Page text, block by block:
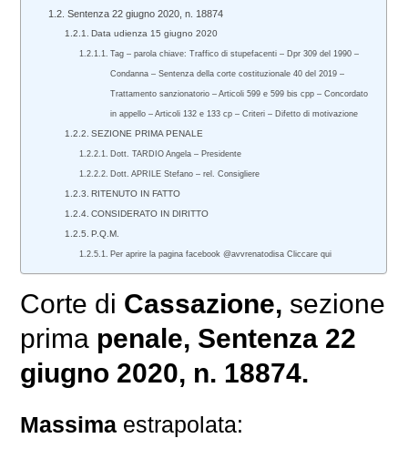
Sentenza 22 giugno 2020, n. 18874
Data udienza 15 giugno 2020
Tag – parola chiave: Traffico di stupefacenti – Dpr 309 del 1990 –
Condanna – Sentenza della corte costituzionale 40 del 2019 –
Trattamento sanzionatorio – Articoli 599 e 599 bis cpp – Concordato
in appello – Articoli 132 e 133 cp – Criteri – Difetto di motivazione
SEZIONE PRIMA PENALE
Dott. TARDIO Angela – Presidente
Dott. APRILE Stefano – rel. Consigliere
RITENUTO IN FATTO
CONSIDERATO IN DIRITTO
P.Q.M.
Per aprire la pagina facebook @avvrenatodisa Cliccare qui
Corte di Cassazione, sezione
prima penale, Sentenza 22
giugno 2020, n. 18874.
Massima estrapolata: